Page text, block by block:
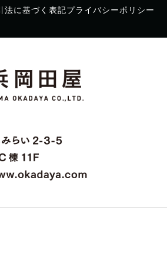
法に基づく表記プライバシーポリシー